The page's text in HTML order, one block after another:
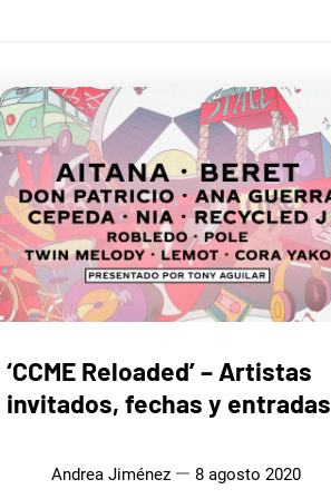
‘CCME Reloaded’ – Artistas
invitados, fechas y entradas
Andrea Jiménez 8 agosto 2020